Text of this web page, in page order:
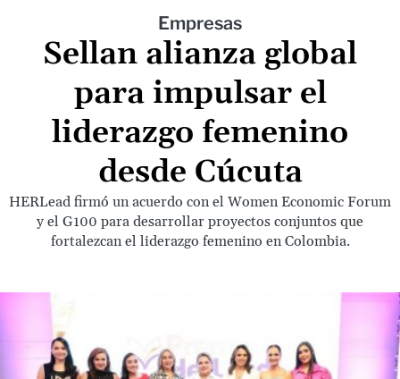
Empresas
Sellan alianza global
para impulsar el
liderazgo femenino
desde Cúcuta
HERLead firmó un acuerdo con el Women Economic Forum
y el G100 para desarrollar proyectos conjuntos que
fortalezcan el liderazgo femenino en Colombia.